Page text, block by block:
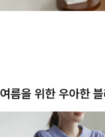
여름을 위한 우아한